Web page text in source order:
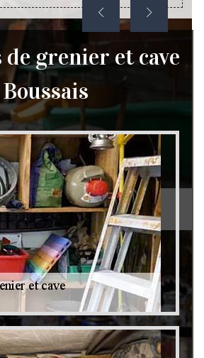
de grenier et cave 79
grenier et cave
Boussais